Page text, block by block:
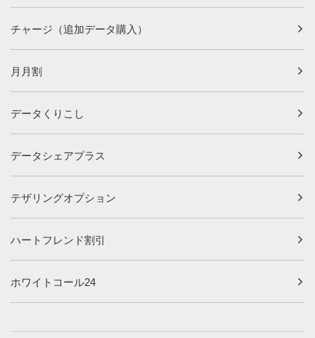
チャージ（追加データ購入）
月月割
データくりこし
データシェアプラス
テザリングオプション
ハートフレンド割引
ホワイトコール24